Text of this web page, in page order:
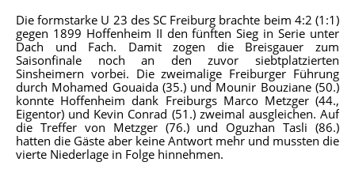
Die formstarke U 23 des SC Freiburg brachte beim 4:2 (1:1)
gegen 1899 Hoffenheim II den fünften Sieg in Serie unter
Dach und Fach. Damit zogen die Breisgauer zum
Saisonfinale noch an den zuvor siebtplatzierten
Sinsheimern vorbei. Die zweimalige Freiburger Führung
durch Mohamed Gouaida (35.) und Mounir Bouziane (50.)
konnte Hoffenheim dank Freiburgs Marco Metzger (44.,
Eigentor) und Kevin Conrad (51.) zweimal ausgleichen. Auf
die Treffer von Metzger (76.) und Oguzhan Tasli (86.)
hatten die Gäste aber keine Antwort mehr und mussten die
vierte Niederlage in Folge hinnehmen.